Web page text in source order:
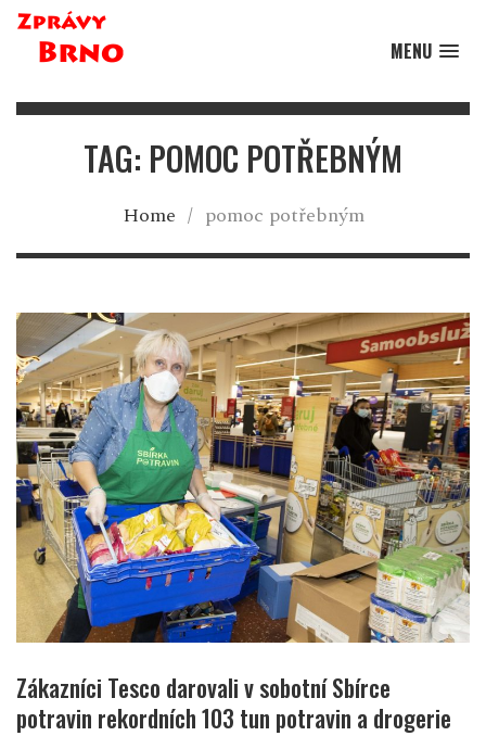
MENU
TAG: POMOC POTŘEBNÝM
Home / pomoc potřebným
Zákazníci Tesco darovali v sobotní Sbírce
potravin rekordních 103 tun potravin a drogerie